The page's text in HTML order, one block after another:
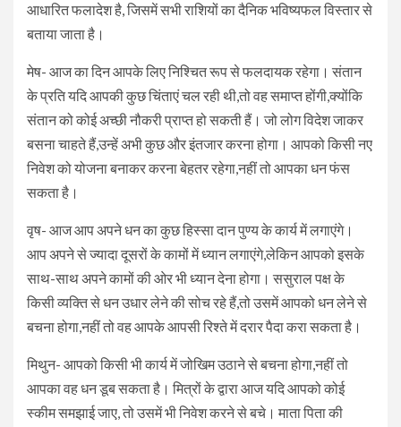
आधारित फलादेश है, जिसमें सभी राशियों का दैनिक भविष्यफल विस्तार से
बताया जाता है।
मेष- आज का दिन आपके लिए निश्चित रूप से फलदायक रहेगा। संतान
के प्रति यदि आपकी कुछ चिंताएं चल रही थी,तो वह समाप्त होंगी,क्योंकि
संतान को कोई अच्छी नौकरी प्राप्त हो सकती हैं। जो लोग विदेश जाकर
बसना चाहते हैं,उन्हें अभी कुछ और इंतजार करना होगा। आपको किसी नए
निवेश को योजना बनाकर करना बेहतर रहेगा,नहीं तो आपका धन फंस
सकता है।
वृष- आज आप अपने धन का कुछ हिस्सा दान पुण्य के कार्य में लगाएंगे।
आप अपने से ज्यादा दूसरों के कामों में ध्यान लगाएंगे,लेकिन आपको इसके
साथ-साथ अपने कामों की ओर भी ध्यान देना होगा। ससुराल पक्ष के
किसी व्यक्ति से धन उधार लेने की सोच रहे हैं,तो उसमें आपको धन लेने से
बचना होगा,नहीं तो वह आपके आपसी रिश्ते में दरार पैदा करा सकता है।
मिथुन- आपको किसी भी कार्य में जोखिम उठाने से बचना होगा,नहीं तो
आपका वह धन डूब सकता है। मित्रों के द्वारा आज यदि आपको कोई
स्कीम समझाई जाए, तो उसमें भी निवेश करने से बचे। माता पिता की